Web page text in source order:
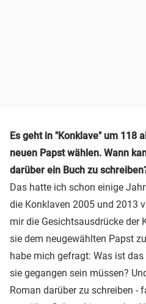
Es geht in "Konklave" um 118
neuen Papst wählen. Wann
darüber ein Buch zu
Das hatte ich schon einige
die Konklaven 2005 und 2013
mir die Gesichtsausdrücke der
sie dem neugewählten Papst
habe mich gefragt: Was ist
sie gegangen sein müssen?
Roman darüber zu schreiben -